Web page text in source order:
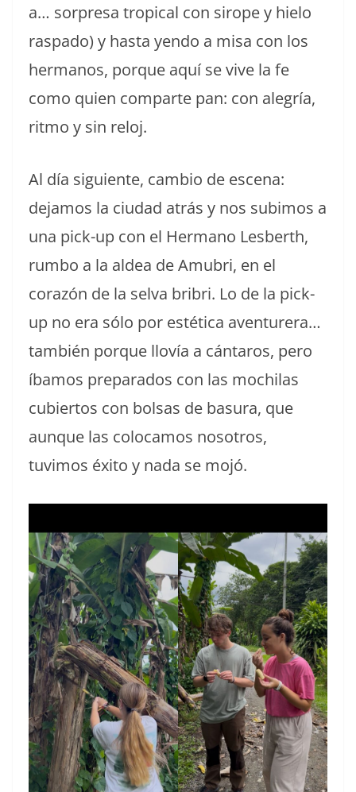
a… sorpresa tropical con sirope y hielo
raspado) y hasta yendo a misa con los
hermanos, porque aquí se vive la fe
como quien comparte pan: con alegría,
ritmo y sin reloj.
Al día siguiente, cambio de escena:
dejamos la ciudad atrás y nos subimos a
una pick-up con el Hermano Lesberth,
rumbo a la aldea de Amubri, en el
corazón de la selva bribri. Lo de la pick-
up no era sólo por estética aventurera…
también porque llovía a cántaros, pero
íbamos preparados con las mochilas
cubiertos con bolsas de basura, que
aunque las colocamos nosotros,
tuvimos éxito y nada se mojó.